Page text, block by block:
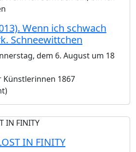
Wenn ich schwach
Schneewittchen
dem 6. August um 18
1867
IN FINITY